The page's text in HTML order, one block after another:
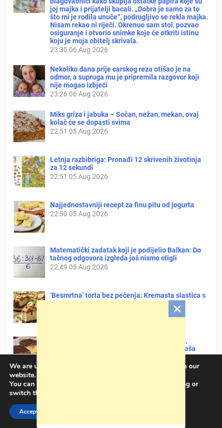
joj majka i prijatelji bacali. „Dobra je samo za to
što mi je rodila unuče“, podrugljivo se rekla majka.
Nisam rekao ni riječi. Okrenuo sam stol, pozvao
osiguranje i otvorio snimke koje će otkriti istinu
koju je moja obitelj skrivala.
23:30 06 Aug 2026
Nekoliko dana prije carskog reza otišao je na
odmor, a supruga mu je pripremila razgovor koji
nije mogao izbjeći
23:26 06 Aug 2026
Miks griza i jabuka – Sočan, nežan, mekan, ovaj
kolač će se dopasti svima
22:51 05 Aug 2026
Letnja razbibriga: Pronađi 12 skrivenih životinja
za 12 sekundi
22:51 05 Aug 2026
Najjednostavniji recept za finu pitu od jogurta
22:50 05 Aug 2026
Matematički zadatak koji je podijelio Balkan: Do
tačnog odgovora izgleda još nismo stigli
22:49 05 Aug 2026
‘Besmrtna’ torta bez pečenja: Kremasta slastica s
Barni kolač je savršena kombinacija mekog,
mirisnog biskvita i glatkog čokoladnog ganaša
We are using cookies to give you the best experience on our
website.
You can find out more about which cookies we are using or
switch them off in
Accept